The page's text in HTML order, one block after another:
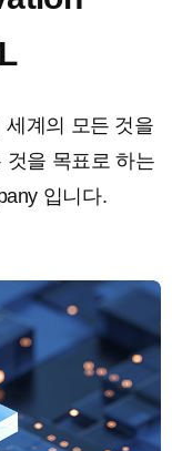
세계의 모든 것을
것을 목표로 하는
입니다.